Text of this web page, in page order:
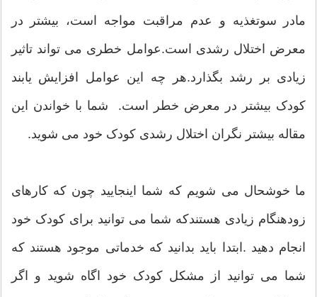
مادر سوتغذیه و عدم مراقبت مواجه است، بیشتر در
معرض اختلال رشدی است.عوامل خطری می تواند تاثیر
زیادی بر رشد بگذارد.هر چه این عوامل افزایش یابند
کودک بیشتر در معرض خطر است. شما با خواندن این
مقاله بیشتر نگران اختلال رشدی کودک خود می شوید.
ما خوشحال می شویم که شما اینجایید چون که کارهای
زودهنگام زیادی هستندکه شما می توانید برای کودک خود
انجام دهید .ابتدا باید بدانید که خدماتی موجود هستند که
شما می توانید از مشکل کودک خود اگاه شوید و اگر